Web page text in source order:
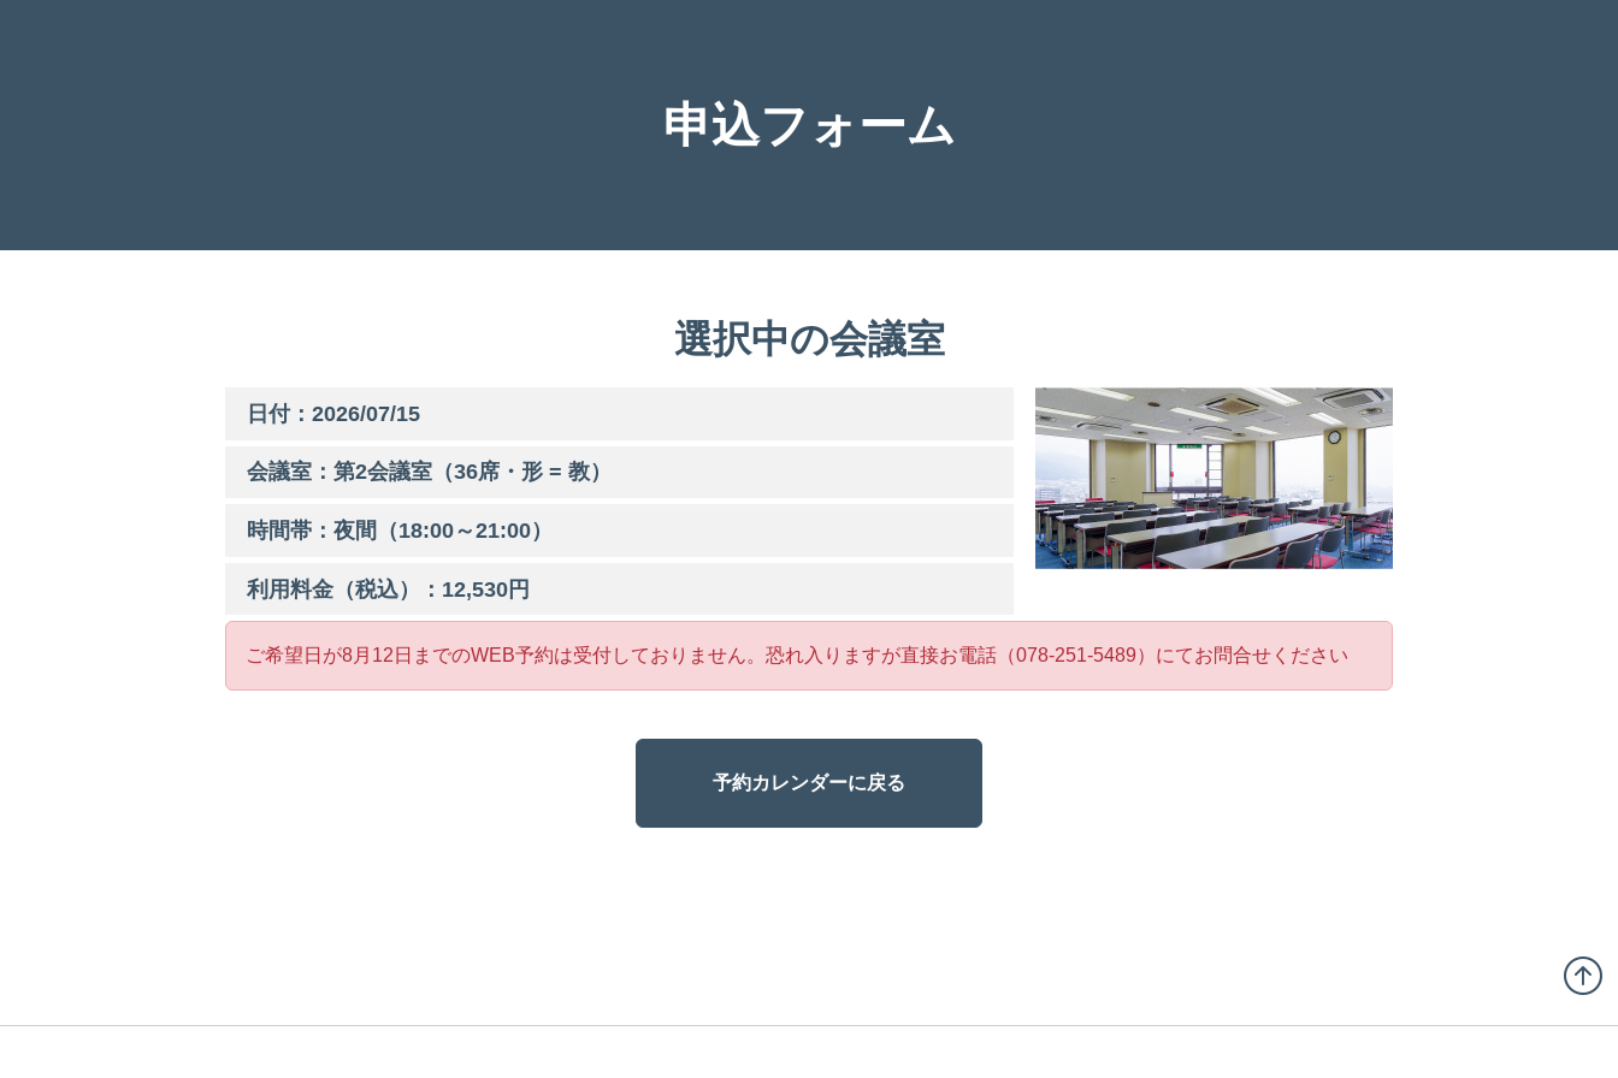
申込フォーム
選択中の会議室
日付：2026/07/15
会議室：第2会議室（36席・形 = 教）
時間帯： 夜間 （18:00～21:00）
利用料金（税込）： 12,530円
ご希望日が8月12日までのWEB予約は受付しておりません。恐れ入りますが直接お電話（078-251-5489）にてお問合せください
予約カレンダーに戻る